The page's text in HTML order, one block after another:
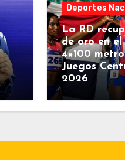
Deportes
La RD
de oro en
4×100
Juegos
2026